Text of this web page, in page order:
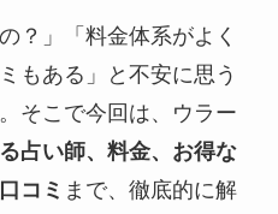
？」「料金体系がよく
もある」と不安に思う
そこで今回は、ウラー
占い師、料金、お得な
コミ まで、徹底的に解